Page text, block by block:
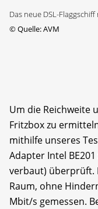
Das neue DSL-
©Quelle: AVM
Um die Reichweite
Fritzbox zu
mithilfe unseres
Adapter Intel
verbaut) überprüft.
Raum, ohne
Mbit/s gemessen.